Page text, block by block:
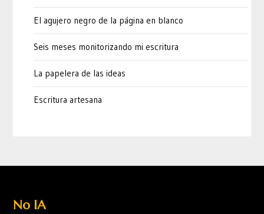
El agujero negro de la página en blanco
Seis meses monitorizando mi escritura
La papelera de las ideas
Escritura artesana
No IA